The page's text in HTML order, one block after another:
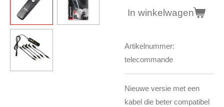
In winkelwagen
Artikelnummer:
telecommande
Nieuwe versie met een
kabel die beter compatibel